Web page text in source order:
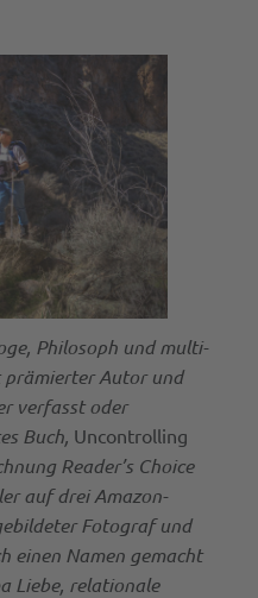
Philosoph und multi-
prämierter Autor und
verfasst oder
Buch, Uncontrolling
Reader’s Choice
auf drei Amazon-
Fotograf und
einen Namen gemacht
Liebe, relationale